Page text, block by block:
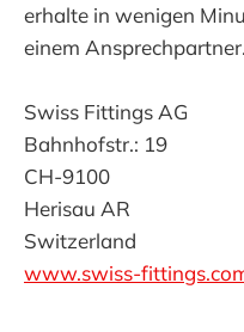
erhalte in wenigen
einem Ansprechpartner.
Swiss Fittings AG
Bahnhofstr.: 19
CH-9100
Herisau AR
Switzerland
www.swiss-